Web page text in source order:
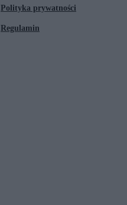
Polityka prywatności
Regulamin